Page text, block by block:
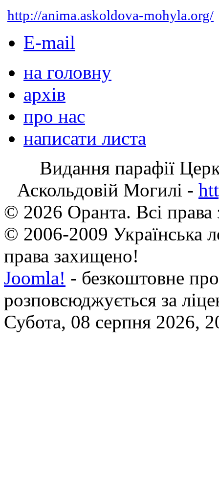
http://anima.askoldova-mohyla.org/
E-mail
на головну
архів
про нас
написати листа
Видання парафії
Аскольдовій Могилі -
© 2026 Оранта. Всі
© 2006-2009 Українська
права захищено!
Joomla! - безкоштовне
розповсюджується за
Субота, 08 серпня 2026,